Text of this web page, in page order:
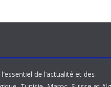
de l’actualité et des